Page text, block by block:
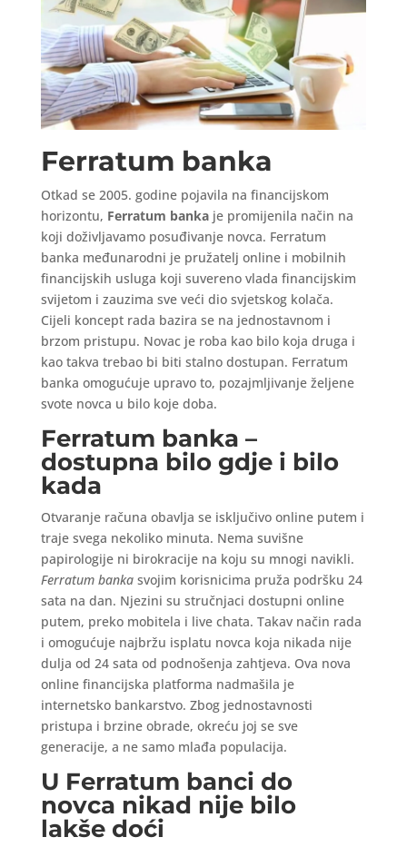
Ferratum banka
Otkad se 2005. godine pojavila na financijskom
horizontu, Ferratum bankaje promijenila način na
koji doživljavamo posuđivanje novca. Ferratum
banka međunarodni je pružatelj online i mobilnih
financijskih usluga koji suvereno vlada financijskim
svijetom i zauzima sve veći dio svjetskog kolača.
Cijeli koncept rada bazira se na jednostavnom i
brzom pristupu. Novac je roba kao bilo koja druga i
kao takva trebao bi biti stalno dostupan. Ferratum
banka omogućuje upravo to, pozajmljivanje željene
svote novca u bilo koje doba.
Ferratum banka –
dostupna bilo gdje i bilo
kada
Otvaranje računa obavlja se isključivo online putem i
traje svega nekoliko minuta. Nema suvišne
papirologije ni birokracije na koju su mnogi navikli.
Ferratum bankasvojim korisnicima pruža podršku 24
sata na dan. Njezini su stručnjaci dostupni online
putem, preko mobitela i live chata. Takav način rada
i omogućuje najbržu isplatu novca koja nikada nije
dulja od 24 sata od podnošenja zahtjeva. Ova nova
online financijska platforma nadmašila je
internetsko bankarstvo. Zbog jednostavnosti
pristupa i brzine obrade, okreću joj se sve
generacije, a ne samo mlađa populacija.
U Ferratum banci do
novca nikad nije bilo
lakše doći